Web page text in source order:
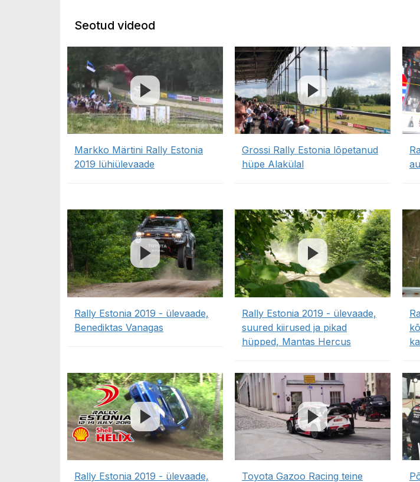
Seotud videod
Markko Märtini Rally Estonia
2019 lühiülevaade
Grossi Rally Estonia lõpetanud
hüpe Alakülal
Rally Estonia 2019 - ülevaade,
Benediktas Vanagas
Rally Estonia 2019 - ülevaade,
suured kiirused ja pikad
hüpped, Mantas Hercus
Rally Estonia 2019 - ülevaade,
Toyota Gazoo Racing teine